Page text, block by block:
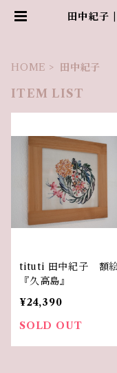
田中紀
HOME 田中紀子
ITEM LIST
tituti 田中紀子 額
『久高島』
¥24,390
SOLD OUT